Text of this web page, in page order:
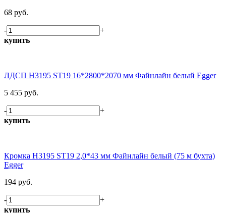
68 руб.
-
+
купить
ЛДСП H3195 ST19 16*2800*2070 мм Файнлайн белый Egger
5 455 руб.
-
+
купить
Кромка H3195 ST19 2,0*43 мм Файнлайн белый (75 м бухта)
Egger
194 руб.
-
+
купить